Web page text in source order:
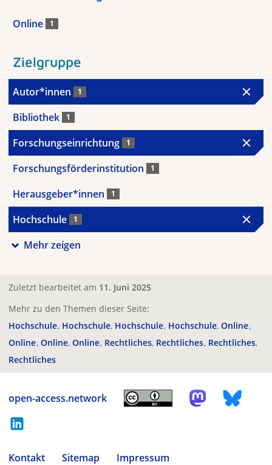
Online 1
Zielgruppe
Autor*innen 1
Bibliothek 1
Forschungseinrichtung 1
Forschungsförderinstitution 1
Herausgeber*innen 1
Hochschule 1
Mehr zeigen
Zuletzt bearbeitet am 11. Juni 2025
Mehr zu den Themen dieser Seite:
Hochschule Hochschule Hochschule Hochschule Online
Online Online Online Rechtliches Rechtliches Rechtliches
Rechtliches
open-access.network
Kontakt Sitemap
Impressum